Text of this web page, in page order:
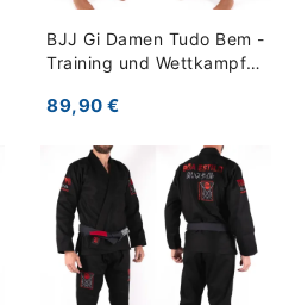
BJJ Gi Damen Tudo Bem -
Training und Wettkampf -
89,90 €